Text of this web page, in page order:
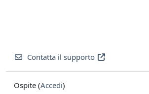
Contatta il supporto
Ospite (Accedi)